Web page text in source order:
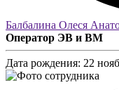
Балбалина Олеся
Оператор ЭВ и ВМ
Дата рождения: 22